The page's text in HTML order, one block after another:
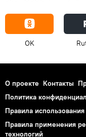
OK
О проекте Контакты
Политика
Правила
Правила применения
технологий